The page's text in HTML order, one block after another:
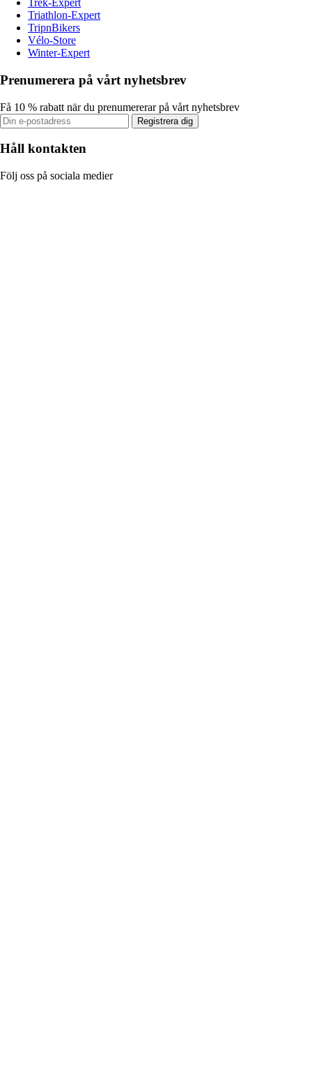
Trek-Expert
Triathlon-Expert
TripnBikers
Vélo-Store
Winter-Expert
Prenumerera på vårt nyhetsbrev
Få 10 % rabatt när du prenumererar på vårt nyhetsbrev
Registrera dig
Håll kontakten
Följ oss på sociala medier